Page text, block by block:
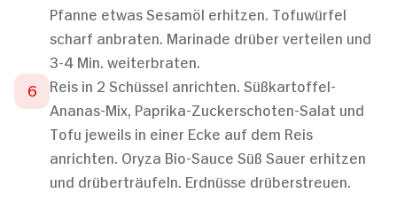
Pfanne etwas Sesamöl erhitzen. Tofuwürfel
scharf anbraten. Marinade drüber verteilen und
3-4 Min. weiterbraten.
Reis in 2 Schüssel anrichten. Süßkartoffel-
Ananas-Mix, Paprika-Zuckerschoten-Salat und
Tofu jeweils in einer Ecke auf dem Reis
anrichten. Oryza Bio-Sauce Süß Sauer erhitzen
und drüberträufeln. Erdnüsse drüberstreuen.